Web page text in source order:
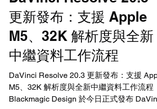
DaVinci Resolve 20.3
更新發布：支援 Apple
M5、32K 解析度與全新
中繼資料工作流程
DaVinci Resolve 20.3 更新發布：支援
M5、32K 解析度與全新中繼資料工作流程